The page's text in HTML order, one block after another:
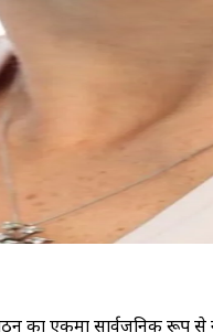
एकमात्र सार्वजनिक रूप से